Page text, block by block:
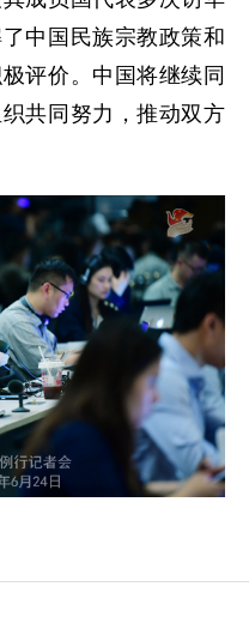
中国民族宗教政策和
评价。中国将继续同
共同努力，推动双方